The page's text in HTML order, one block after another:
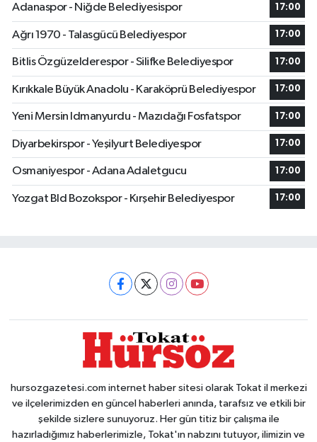
Adanaspor - Niğde Belediyesispor 17:00
Ağrı 1970 - Talasgücü Belediyespor 17:00
Bitlis Özgüzelderespor - Silifke Belediyespor 17:00
Kırıkkale Büyük Anadolu - Karaköprü Belediyespor 17:00
Yeni Mersin Idmanyurdu - Mazıdağı Fosfatspor 17:00
Diyarbekirspor - Yeşilyurt Belediyespor 17:00
Osmaniyespor - Adana Adaletgucu 17:00
Yozgat Bld Bozokspor - Kırşehir Belediyespor 17:00
hursozgazetesi.com internet haber sitesi olarak Tokat il merkezi
ve ilçelerimizden en güncel haberleri anında, tarafsız ve etkili bir
şekilde sizlere sunuyoruz. Her gün titiz bir çalışma ile
hazırladığımız haberlerimizle, Tokat'ın nabzını tutuyor, ilimizin ve